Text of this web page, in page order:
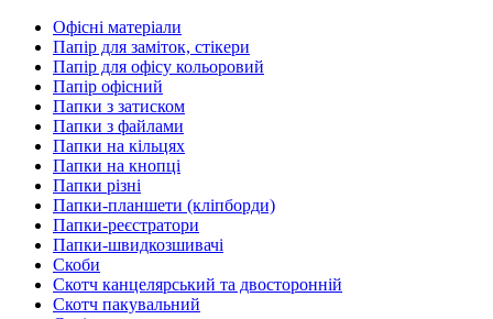
Офісні матеріали
Папір для заміток, стікери
Папір для офісу кольоровий
Папір офісний
Папки з затиском
Папки з файлами
Папки на кільцях
Папки на кнопці
Папки різні
Папки-планшети (кліпборди)
Папки-реєстратори
Папки-швидкозшивачі
Скоби
Скотч канцелярський та двосторонній
Скотч пакувальний